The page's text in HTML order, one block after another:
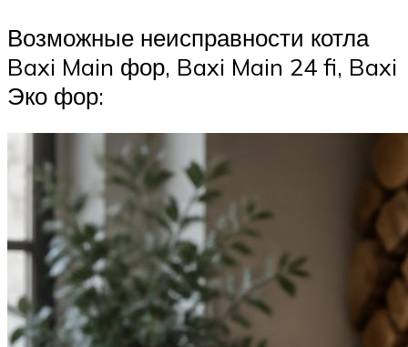
Возможные неисправности котла
Baxi Main фор, Baxi Main 24 fi, Baxi
Эко фор: